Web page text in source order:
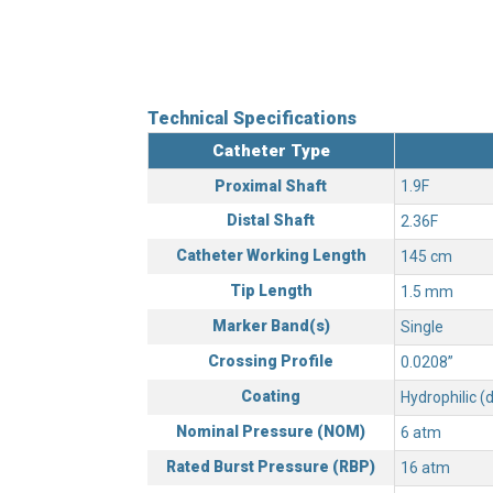
Technical Specifications
Catheter Type
Proximal Shaft
1.9F
Distal Shaft
2.36F
Catheter Working Length
145 cm
Tip Length
1.5 mm
Marker Band(s)
Single
Crossing Profile
0.0208”
Coating
Hydrophilic
Nominal Pressure (NOM)
6 atm
Rated Burst Pressure (RBP)
16 atm